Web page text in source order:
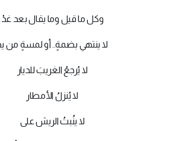
وكل ما قيل وما يقال بعد غدْ
لا ينتهي بضمةٍ.. أو لمسةٍ من
لا يُرجعُ الغريبَ للديار
لا يُنزلُ الأمطار
لا ينُبتُ الريش على